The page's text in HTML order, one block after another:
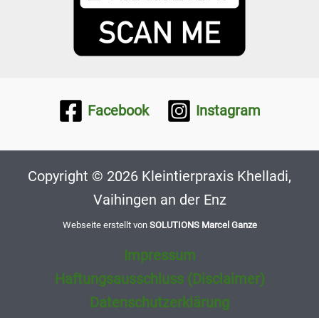
Facebook Instagram
Copyright © 2026 Kleintierpraxis Khelladi,
Vaihingen an der Enz
Webseite erstellt von SOLUTIONS Marcel Ganze
Impressum
Haftungsausschluss (Disclaimer)
Datenschutzerklärung